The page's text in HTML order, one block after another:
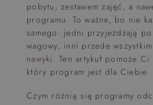
pobytu, zestawem zajęć, a
programu. To ważne, bo nie
samego: jedni przyjeżdżają
wagowy, inni przede
nawyki. Ten artykuł pomoże
który program jest dla Ciebie.
Czym różnią się programy